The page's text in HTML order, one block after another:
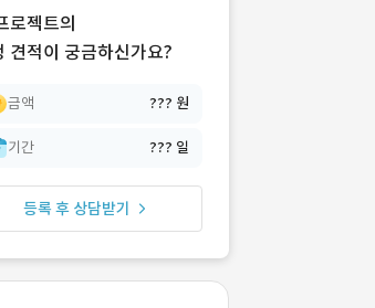
로젝트의
견적이 궁금하신가요?
금액 ??? 원
기간 ??? 일
등록 후 상담받기